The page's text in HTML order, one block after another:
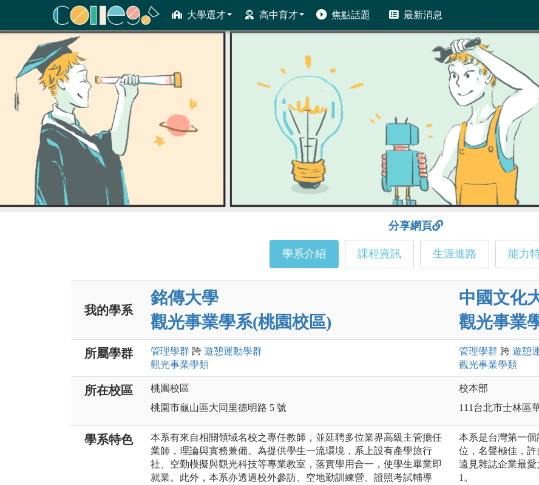
大學選才 高中育才 焦點話題 最新消息
ColleGo! 大學選才與高中育才輔助系統
分享網頁
學系介紹 課程資訊 生涯進路 能力
我的學系
銘傳大學
觀光事業學系(桃園校區)
中國文化
觀光事業
所屬學群 管理學群 跨 遊憩運動學群
觀光事業學類
管理學群 跨 遊憩
觀光事業學類
所在校區
桃園校區
桃園市龜山區大同里德明路 5 號
校本部
111台北市士林區
學系特色
本系有來自相關領域名校之專任教師，並延聘多位業界高級主管擔任
業師，理論與實務兼備。為提供學生一流環境，系上設有產學旅行
社、空勤模擬與觀光科技等專業教室，落實學用合一，使學生畢業即
就業。此外，本系亦透過校外參訪、空地勤訓練營、證照考試輔導
本系是台灣第一
位，名聲極佳，許
遠見雜誌企業最
1。